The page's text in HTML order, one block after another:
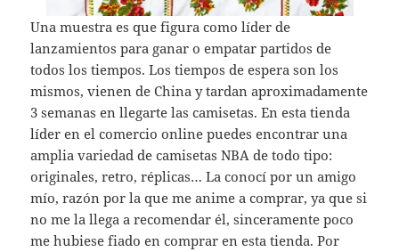
Una muestra es que figura como líder de
lanzamientos para ganar o empatar partidos de
todos los tiempos. Los tiempos de espera son los
mismos, vienen de China y tardan aproximadamente
3 semanas en llegarte las camisetas. En esta tienda
líder en el comercio online puedes encontrar una
amplia variedad de camisetas NBA de todo tipo:
originales, retro, réplicas… La conocí por un amigo
mío, razón por la que me anime a comprar, ya que si
no me la llega a recomendar él, sinceramente poco
me hubiese fiado en comprar en esta tienda. Por